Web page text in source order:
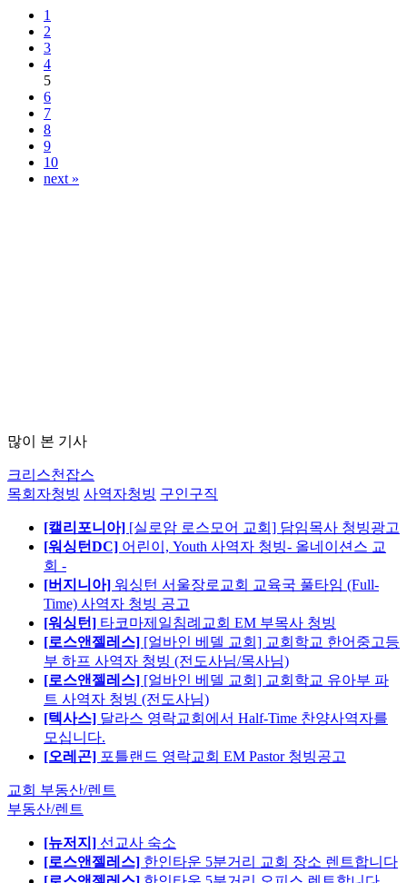
1
2
3
4
5
6
7
8
9
10
next »
많이 본 기사
크리스천잡스
목회자청빙 사역자청빙 구인구직
[캘리포니아] [실로암 로스모어 교회] 담임목사 청빙광고
[워싱턴DC] 어린이, Youth 사역자 청빙- 올네이션스 교
회 -
[버지니아] 워싱턴 서울장로교회 교육국 풀타임 (Full-
Time) 사역자 청빙 공고
[워싱턴] 타코마제일침례교회 EM 부목사 청빙
[로스앤젤레스] [얼바인 베델 교회] 교회학교 한어중고등
부 하프 사역자 청빙 (전도사님/목사님)
[로스앤젤레스] [얼바인 베델 교회] 교회학교 유아부 파
트 사역자 청빙 (전도사님)
[텍사스] 달라스 영락교회에서 Half-Time 찬양사역자를
모십니다.
[오레곤] 포틀랜드 영락교회 EM Pastor 청빙공고
교회 부동산/렌트
부동산/렌트
[뉴저지] 선교사 숙소
[로스앤젤레스] 한인타운 5분거리 교회 장소 렌트합니다